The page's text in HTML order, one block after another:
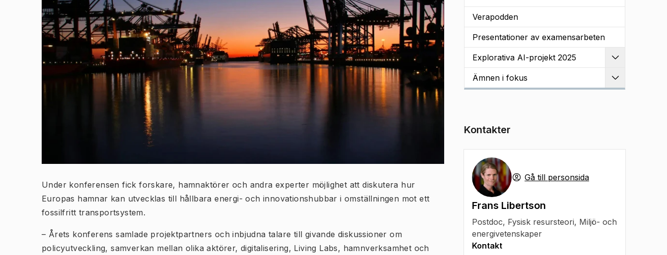
Under konferensen fick forskare, hamnaktörer och andra experter möjlighet att diskutera hur
Europas hamnar kan utvecklas till hållbara energi- och innovationshubbar i omställningen mot ett
fossilfritt transportsystem.
– Årets konferens samlade projektpartners och inbjudna talare till givande diskussioner om
policyutveckling, samverkan mellan olika aktörer, digitalisering, Living Labs, hamnverksamhet och
Verapodden
Presentationer av examensarbeten
Explorativa AI-projekt 2025
Ämnen i fokus
Kontakter
Gå till personsida
Frans Libertson
Postdoc, Fysisk resursteori, Miljö- och
energivetenskaper
Kontakt